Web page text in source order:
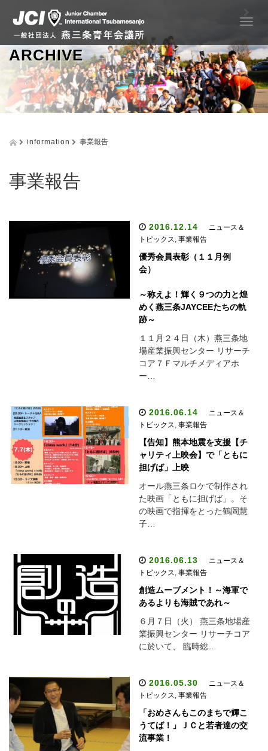
T
g
g
l
e
a
ARCHIVE
information 事業報告
事業報告
2016.12.14
ニュース＆
トピックス, 事業報告
優秀会員表彰（１１月例
会）
～称えよ！輝く９つの力と煌
めく燕三条JAYCEEたちの軌
跡～
１１月２４日（木）燕三条地
場産業振興センター リサーチ
コア７Ｆマルチメディアホ
ー…
2016.06.14
ニュース＆
トピックス, 事業報告
【告知】熊本地震を支援【チ
ャリティ上映会】で「ともに
担げば」上映
オール燕三条ロケで制作され
た映画「ともに担げば」。そ
の映画で指揮をとった鶴岡慧
子…
2016.06.13
ニュース＆
トピックス, 事業報告
創造ムーブメント！～海軍で
あるよりも海賊であれ～
６月７日（火） 燕三条地場産
業振興センター リサーチコア
に於いて、 臨時総…
2016.05.30
ニュース＆
トピックス, 事業報告
「おめさんもこのまちで輝こ
うてば！」ＪＣと若者達の交
流事業！